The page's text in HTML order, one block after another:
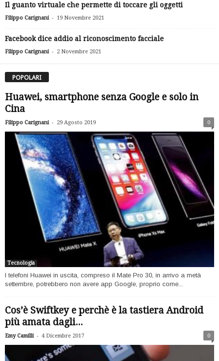
Il guanto virtuale che permette di toccare gli oggetti
Filippo Carignani - 19 Novembre 2021
Facebook dice addio al riconoscimento facciale
Filippo Carignani - 2 Novembre 2021
POPOLARI
Huawei, smartphone senza Google e solo in
Cina
Filippo Carignani - 29 Agosto 2019 0
Tecnologia
I telefoni Huawei in uscita, compreso il Mate Pro 30, in arrivo a metà
settembre, potrebbero non avere app Google, proprio come...
Cos’è Swiftkey e perchè è la tastiera Android
più amata dagli...
Emy Camilli - 4 Dicembre 2017 0